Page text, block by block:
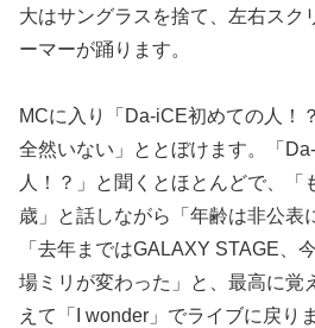
大はサングラスを捨て、左右スク
ーマーが踊ります。
MCに入り「Da-iCE初めての人！
全然いない」ととぼけます。「
人！？」と聞くとほとんどで、「
歳」と話しながら「年齢は非公表
「去年まではGALAXY STAGE、
場ミリが変わった」と、最高に覚
えて「I wonder」でライブに戻り